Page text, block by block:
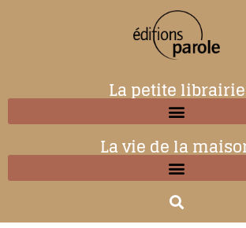
La petite librairie
La vie de la